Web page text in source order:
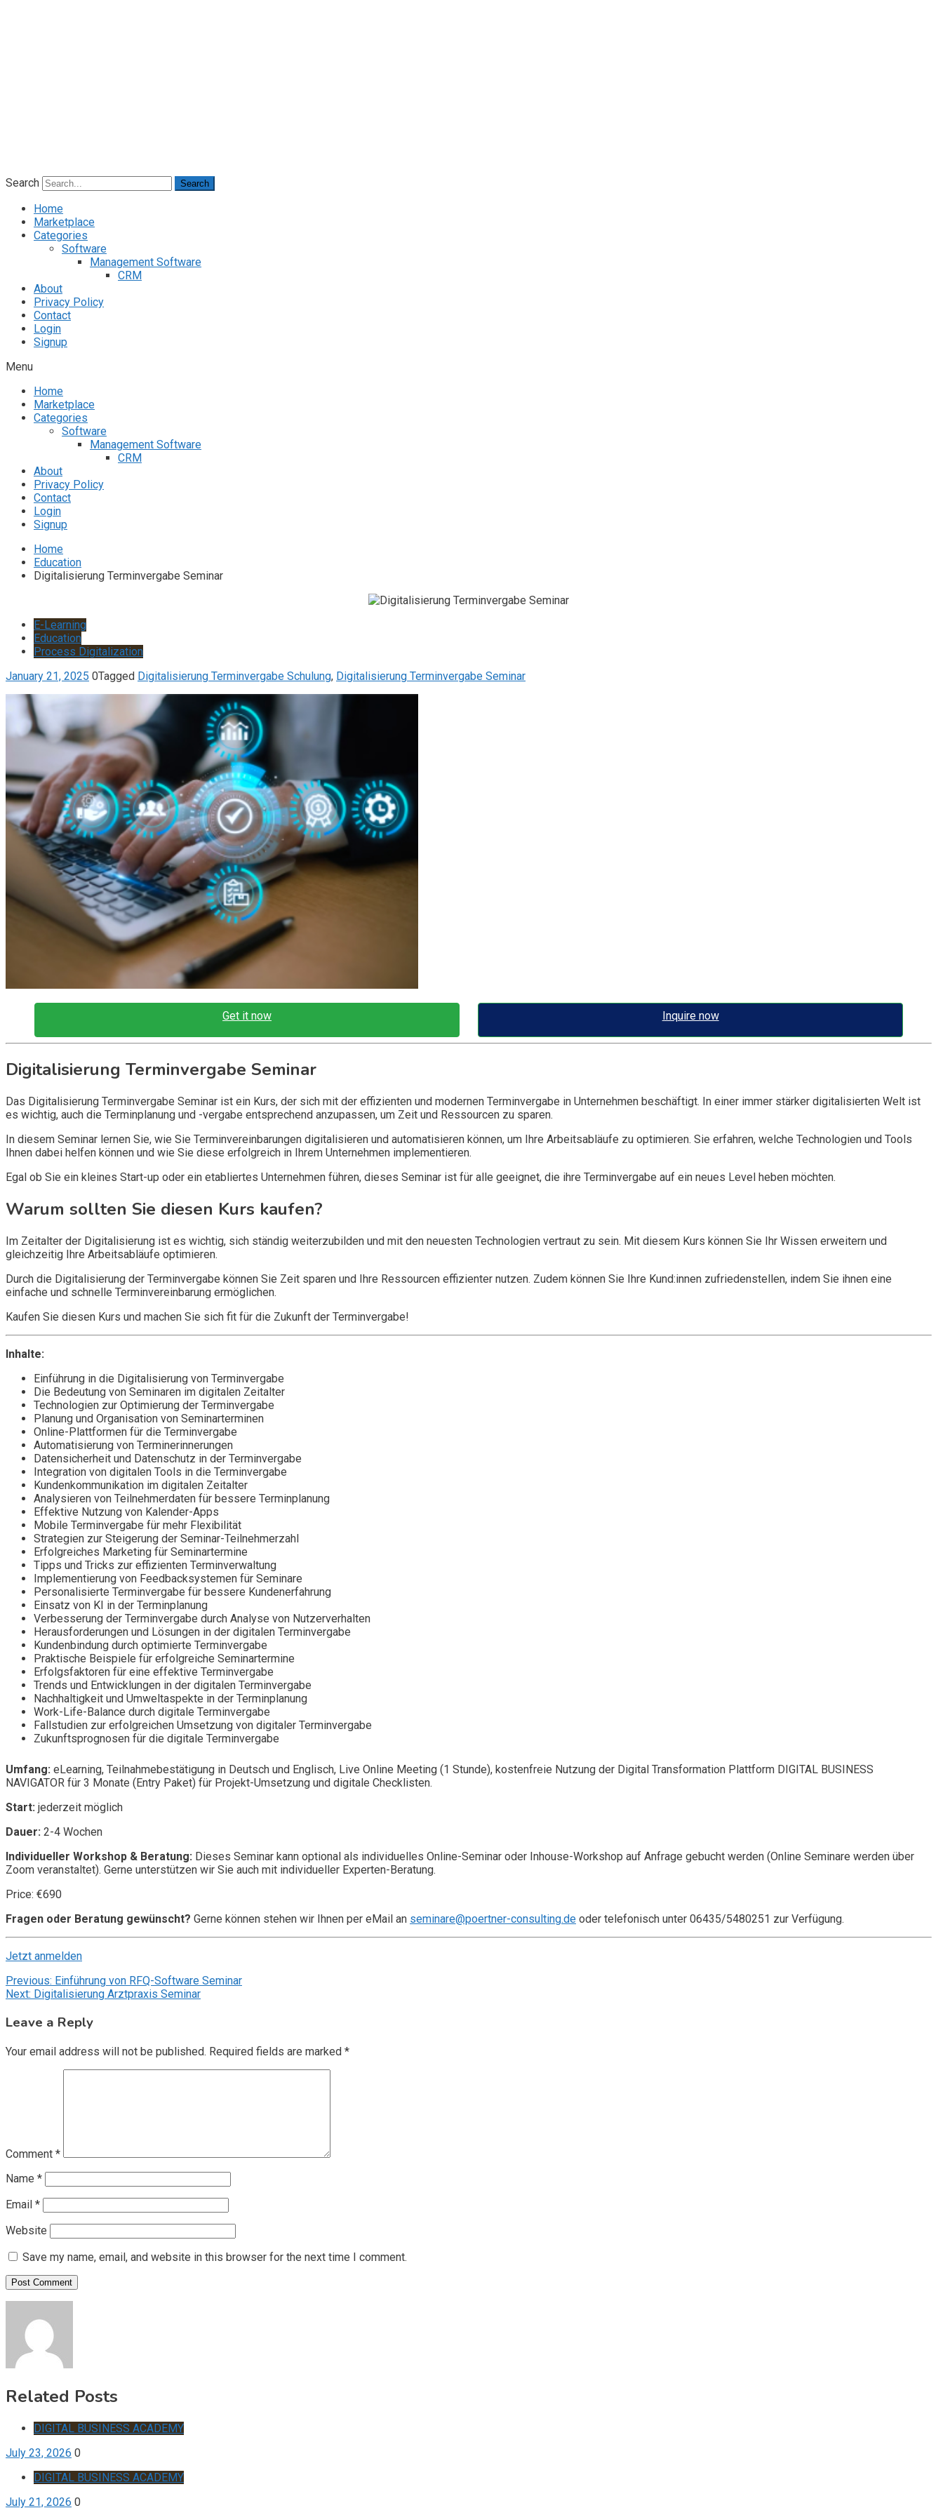
Search Search
Home
Marketplace
Categories
Software
Management Software
CRM
About
Privacy Policy
Contact
Login
Signup
Menu
Home
Marketplace
Categories
Software
Management Software
CRM
About
Privacy Policy
Contact
Login
Signup
Home
Education
Digitalisierung Terminvergabe Seminar
E-Learning
Education
Process Digitalization
January 21, 2025 0Tagged Digitalisierung Terminvergabe Schulung, Digitalisierung Terminvergabe Seminar
Get it now Inquire now
Digitalisierung Terminvergabe Seminar
Das Digitalisierung Terminvergabe Seminar ist ein Kurs, der sich mit der effizienten und modernen Terminvergabe in Unternehmen beschäftigt. In einer immer stärker digitalisierten Welt ist
es wichtig, auch die Terminplanung und -vergabe entsprechend anzupassen, um Zeit und Ressourcen zu sparen.
In diesem Seminar lernen Sie, wie Sie Terminvereinbarungen digitalisieren und automatisieren können, um Ihre Arbeitsabläufe zu optimieren. Sie erfahren, welche Technologien und Tools
Ihnen dabei helfen können und wie Sie diese erfolgreich in Ihrem Unternehmen implementieren.
Egal ob Sie ein kleines Start-up oder ein etabliertes Unternehmen führen, dieses Seminar ist für alle geeignet, die ihre Terminvergabe auf ein neues Level heben möchten.
Warum sollten Sie diesen Kurs kaufen?
Im Zeitalter der Digitalisierung ist es wichtig, sich ständig weiterzubilden und mit den neuesten Technologien vertraut zu sein. Mit diesem Kurs können Sie Ihr Wissen erweitern und
gleichzeitig Ihre Arbeitsabläufe optimieren.
Durch die Digitalisierung der Terminvergabe können Sie Zeit sparen und Ihre Ressourcen effizienter nutzen. Zudem können Sie Ihre Kund:innen zufriedenstellen, indem Sie ihnen eine
einfache und schnelle Terminvereinbarung ermöglichen.
Kaufen Sie diesen Kurs und machen Sie sich fit für die Zukunft der Terminvergabe!
Inhalte:
Einführung in die Digitalisierung von Terminvergabe
Die Bedeutung von Seminaren im digitalen Zeitalter
Technologien zur Optimierung der Terminvergabe
Planung und Organisation von Seminarterminen
Online-Plattformen für die Terminvergabe
Automatisierung von Terminerinnerungen
Datensicherheit und Datenschutz in der Terminvergabe
Integration von digitalen Tools in die Terminvergabe
Kundenkommunikation im digitalen Zeitalter
Analysieren von Teilnehmerdaten für bessere Terminplanung
Effektive Nutzung von Kalender-Apps
Mobile Terminvergabe für mehr Flexibilität
Strategien zur Steigerung der Seminar-Teilnehmerzahl
Erfolgreiches Marketing für Seminartermine
Tipps und Tricks zur effizienten Terminverwaltung
Implementierung von Feedbacksystemen für Seminare
Personalisierte Terminvergabe für bessere Kundenerfahrung
Einsatz von KI in der Terminplanung
Verbesserung der Terminvergabe durch Analyse von Nutzerverhalten
Herausforderungen und Lösungen in der digitalen Terminvergabe
Kundenbindung durch optimierte Terminvergabe
Praktische Beispiele für erfolgreiche Seminartermine
Erfolgsfaktoren für eine effektive Terminvergabe
Trends und Entwicklungen in der digitalen Terminvergabe
Nachhaltigkeit und Umweltaspekte in der Terminplanung
Work-Life-Balance durch digitale Terminvergabe
Fallstudien zur erfolgreichen Umsetzung von digitaler Terminvergabe
Zukunftsprognosen für die digitale Terminvergabe
Umfang: eLearning, Teilnahmebestätigung in Deutsch und Englisch, Live Online Meeting (1 Stunde), kostenfreie Nutzung der Digital Transformation Plattform DIGITAL BUSINESS
NAVIGATOR für 3 Monate (Entry Paket) für Projekt-Umsetzung und digitale Checklisten.
Start: jederzeit möglich
Dauer: 2-4 Wochen
Individueller Workshop & Beratung: Dieses Seminar kann optional als individuelles Online-Seminar oder Inhouse-Workshop auf Anfrage gebucht werden (Online Seminare werden über
Zoom veranstaltet). Gerne unterstützen wir Sie auch mit individueller Experten-Beratung.
Price: €690
Fragen oder Beratung gewünscht? Gerne können stehen wir Ihnen per eMail an seminare@poertner-consulting.de oder telefonisch unter 06435/5480251 zur Verfügung.
Jetzt anmelden
Post
navigation
Previous: Einführung von RFQ-Software Seminar
Next: Digitalisierung Arztpraxis Seminar
Leave a Reply
Your email address will not be published. Required fields are marked *
Comment *
Name *
Email *
Website
Save my name, email, and website in this browser for the next time I comment.
Related Posts
DIGITAL BUSINESS ACADEMY
July 23, 2026 0
DIGITAL BUSINESS ACADEMY
July 21, 2026 0